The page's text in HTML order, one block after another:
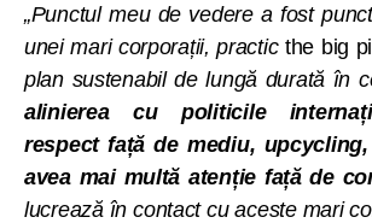
„Punctul meu de vedere a fost
unei mari corporații, practic the big
plan sustenabil de lungă durată în
alinierea cu politicile
respect față de mediu,
avea mai multă atenție față de
lucrează în contact cu aceste mari